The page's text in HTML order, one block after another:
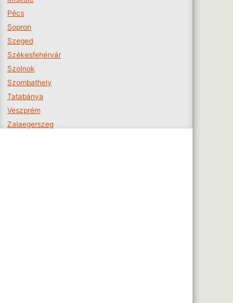
Pécs
Sopron
Szeged
Székesfehérvár
Szolnok
Szombathely
Tatabánya
Veszprém
Zalaegerszeg